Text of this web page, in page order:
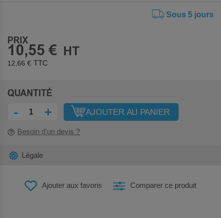
Sous 5 jours
PRIX
10,55 €
12,66 €
QUANTITÉ
- + AJOUTER AU PANIER
Besoin d’un devis ?
Ajouter aux favoris Comparer ce produit
Légale